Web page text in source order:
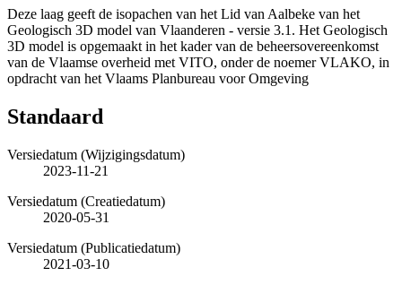
Deze laag geeft de isopachen van het Lid van Aalbeke van het
Geologisch 3D model van Vlaanderen - versie 3.1. Het Geologisch
3D model is opgemaakt in het kader van de beheersovereenkomst
van de Vlaamse overheid met VITO, onder de noemer VLAKO, in
opdracht van het Vlaams Planbureau voor Omgeving
Standaard
Versiedatum (Wijzigingsdatum)
2023-11-21
Versiedatum (Creatiedatum)
2020-05-31
Versiedatum (Publicatiedatum)
2021-03-10